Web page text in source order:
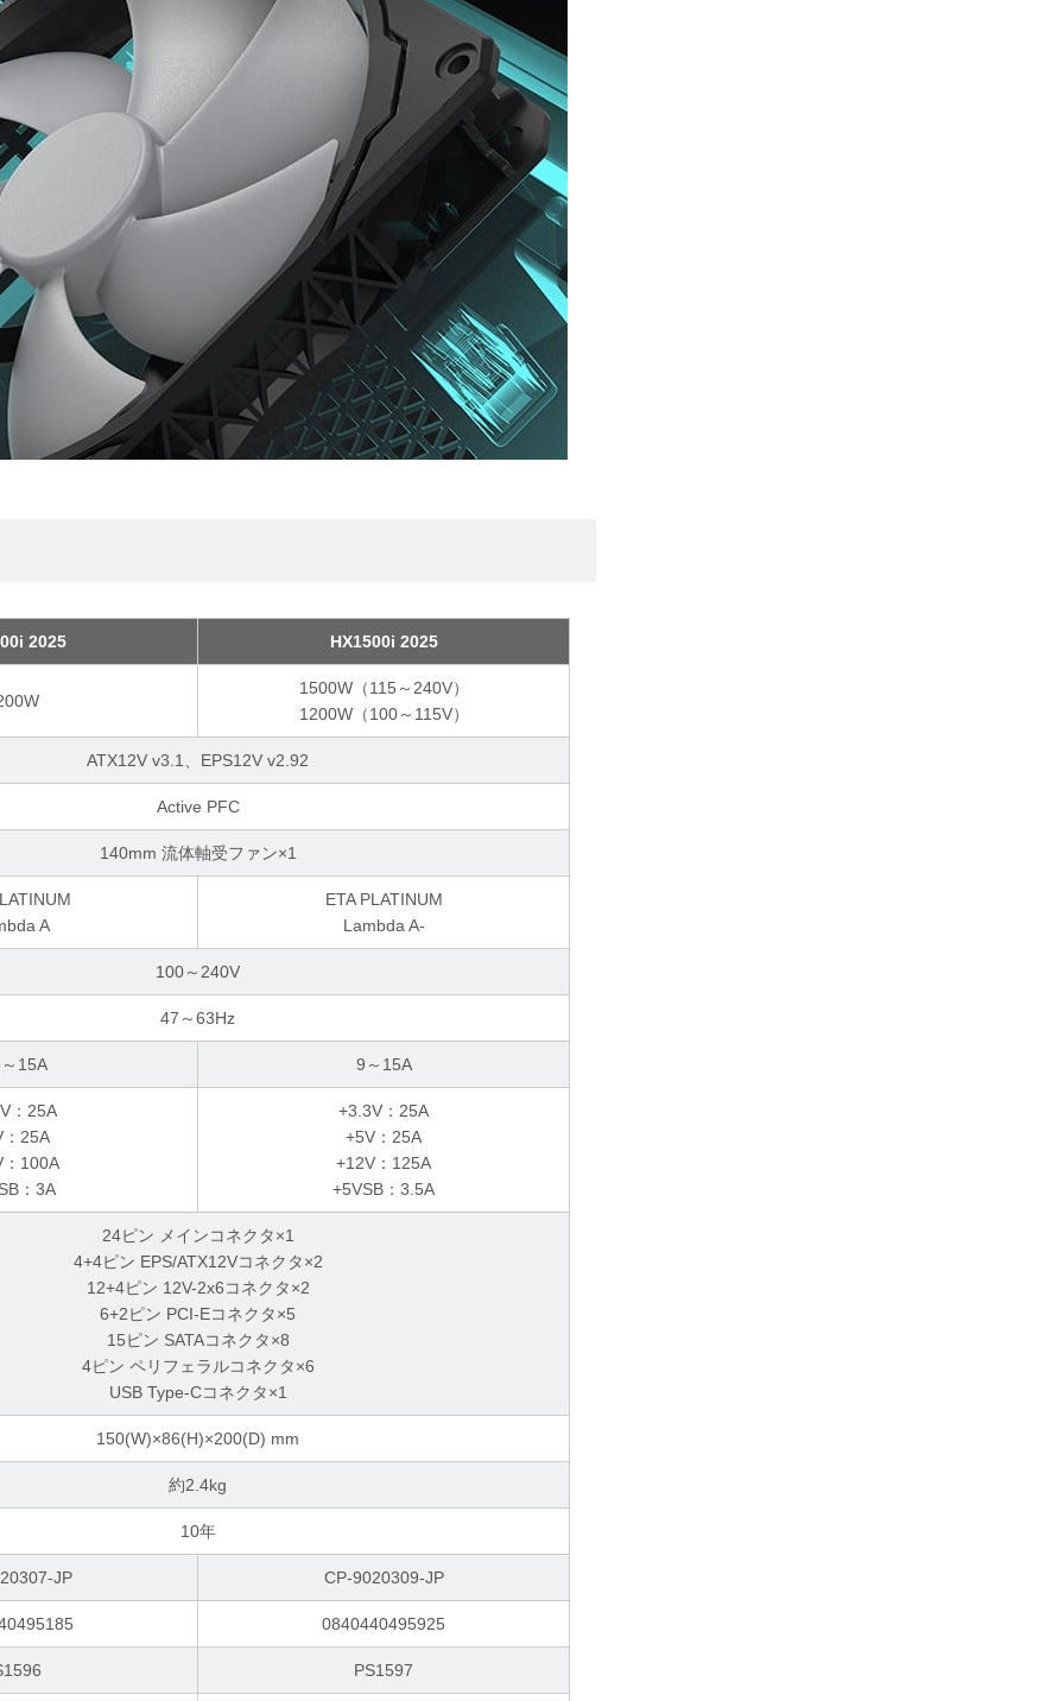
2025 HX1500i 2025
1500W（115～240V）
1200W（100～115V）
ATX12V v3.1、EPS12V v2.92
Active PFC
140mm 流体軸受ファン×1
A
ETA PLATINUM
Lambda A-
100～240V
47～63Hz
15A 9～15A
：25A
：25A
：100A
：3A
+3.3V：25A
+5V：25A
+12V：125A
+5VSB：3.5A
24ピン メインコネクタ×1
4+4ピン EPS/ATX12Vコネクタ×2
12+4ピン 12V-2x6コネクタ×2
6+2ピン PCI-Eコネクタ×5
15ピン SATAコネクタ×8
4ピン ペリフェラルコネクタ×6
USB Type-Cコネクタ×1
150(W)×86(H)×200(D) mm
約2.4kg
10年
JP CP-9020309-JP
0840440495925
PS1597